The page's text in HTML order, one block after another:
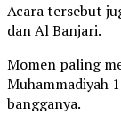
Acara tersebut
dan Al Banjari.
Momen paling
Muhammadiyah
bangganya.